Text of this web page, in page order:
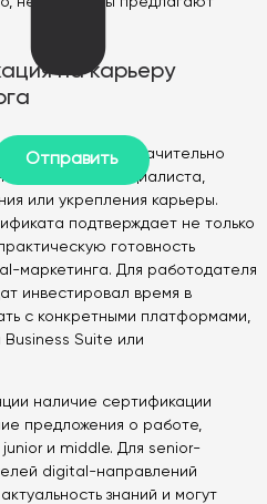
на карьеру
может значительно
развитие специалиста,
или укрепления карьеры.
подтверждает не только
готовность
маркетинга. Для работодателя
инвестировал время в
с конкретными платформами,
Suite или
наличие сертификации
предложения о работе,
и middle. Для senior-
digital-направлений
знаний и могут